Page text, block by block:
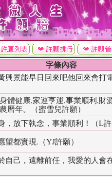
字條內容
興景能早日回來吧他回來會打
體健康,家運亨運,事業順利,財
曆年。（蜜雪兒許願）
，放下執念，事業順利！（L
望都實現.（YJ許願）
自己，遠離前任，我愛的人會